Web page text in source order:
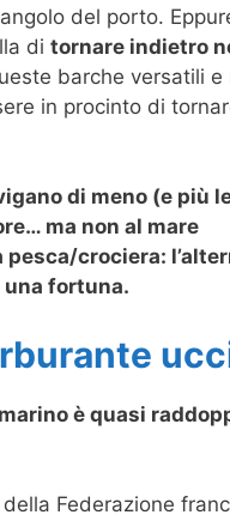
del porto.
di tornare indietro
barche versatili
in procinto di
di meno (e più
ma non al mare
pesca/crociera:
una fortuna.
è quasi
Federazione